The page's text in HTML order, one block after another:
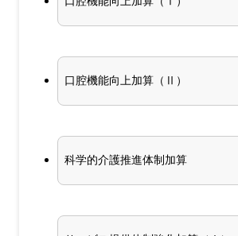
口腔機能向上加算（Ⅱ）
科学的介護推進体制加算